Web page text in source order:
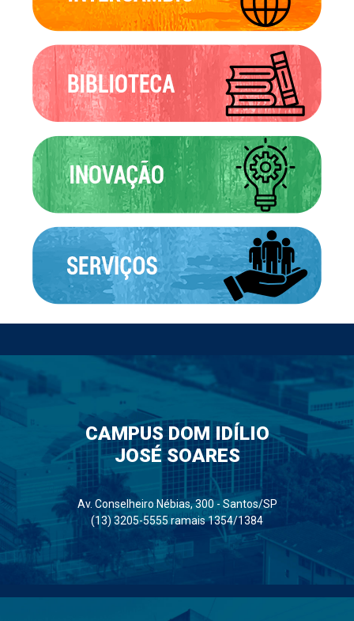
CAMPUS DOM IDÍLIO
JOSÉ SOARES
Av. Conselheiro Nébias, 300 - Santos/SP
(13) 3205-5555 ramais 1354/1384